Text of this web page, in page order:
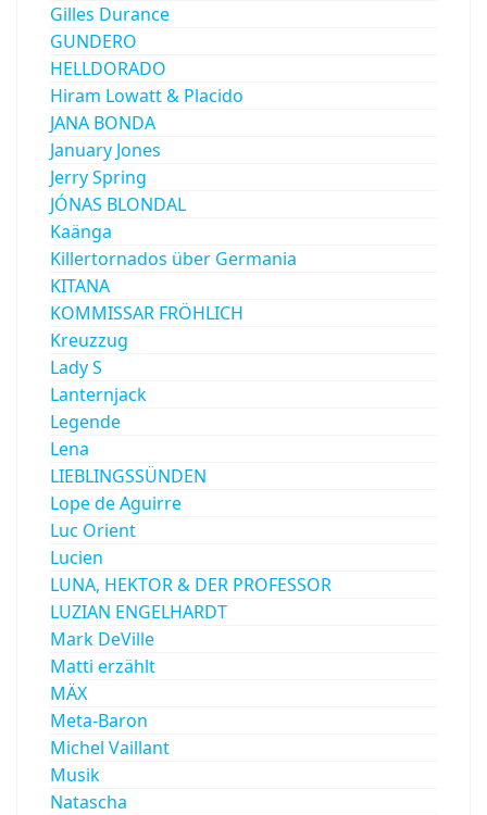
Gilles Durance
GUNDERO
HELLDORADO
Hiram Lowatt & Placido
JANA BONDA
January Jones
Jerry Spring
JÓNAS BLONDAL
Kaänga
Killertornados über Germania
KITANA
KOMMISSAR FRÖHLICH
Kreuzzug
Lady S
Lanternjack
Legende
Lena
LIEBLINGSSÜNDEN
Lope de Aguirre
Luc Orient
Lucien
LUNA, HEKTOR & DER PROFESSOR
LUZIAN ENGELHARDT
Mark DeVille
Matti erzählt
MÄX
Meta-Baron
Michel Vaillant
Musik
Natascha